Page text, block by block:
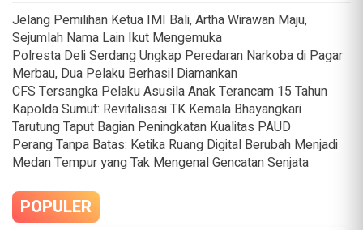
Jelang Pemilihan Ketua IMI Bali, Artha Wirawan Maju,
Sejumlah Nama Lain Ikut Mengemuka
Polresta Deli Serdang Ungkap Peredaran Narkoba di Pagar
Merbau, Dua Pelaku Berhasil Diamankan
CFS Tersangka Pelaku Asusila Anak Terancam 15 Tahun
Kapolda Sumut: Revitalisasi TK Kemala Bhayangkari
Tarutung Taput Bagian Peningkatan Kualitas PAUD
Perang Tanpa Batas: Ketika Ruang Digital Berubah Menjadi
Medan Tempur yang Tak Mengenal Gencatan Senjata
POPULER